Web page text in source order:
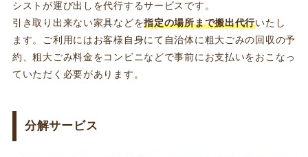
シストが運び出しを代行するサービスです。
引き取り出来ない家具などを指定の場所まで搬出代行いたし
ます。ご利用にはお客様自身にて自治体に粗大ごみの回収の予
約、粗大ごみ料金をコンビニなどで事前にお支払いをおこなっ
ていただく必要があります。
分解サービス